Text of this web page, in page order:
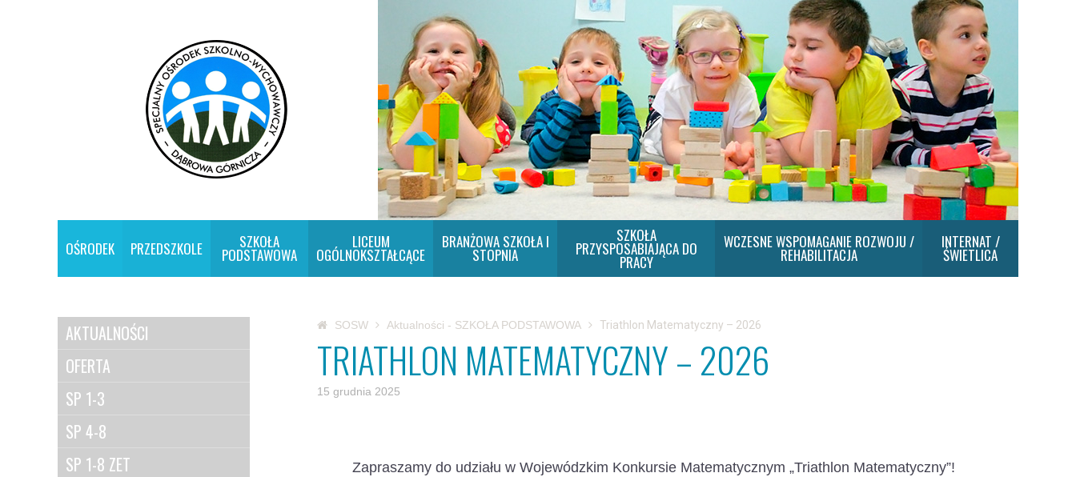
OŚRODEK PRZEDSZKOLE SZKOŁA
PODSTAWOWA
LICEUM
OGÓLNOKSZTAŁCĄCE
BRANŻOWA SZKOŁA I
STOPNIA
SZKOŁA
PRZYSPOSABIAJĄCA DO
PRACY
WCZESNE WSPOMAGANIE ROZWOJU /
REHABILITACJA
INTERNAT /
ŚWIETLICA
AKTUALNOŚCI
OFERTA
SP 1-3
SP 4-8
SP 1-8 ZET
SOSW Aktualności - SZKOŁA PODSTAWOWA Triathlon Matematyczny – 2026
TRIATHLON MATEMATYCZNY – 2026
15 grudnia 2025
Zapraszamy do udziału w Wojewódzkim Konkursie Matematycznym „Triathlon Matematyczny”!